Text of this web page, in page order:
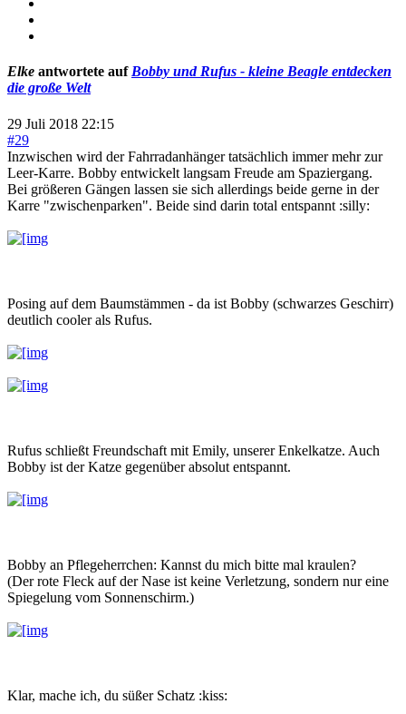
Elke antwortete auf Bobby und Rufus - kleine Beagle entdecken
die große Welt
29 Juli 2018 22:15
#29
Inzwischen wird der Fahrradanhänger tatsächlich immer mehr zur
Leer-Karre. Bobby entwickelt langsam Freude am Spaziergang.
Bei größeren Gängen lassen sie sich allerdings beide gerne in der
Karre "zwischenparken". Beide sind darin total entspannt :silly:
Posing auf dem Baumstämmen - da ist Bobby (schwarzes Geschirr)
deutlich cooler als Rufus.
Rufus schließt Freundschaft mit Emily, unserer Enkelkatze. Auch
Bobby ist der Katze gegenüber absolut entspannt.
Bobby an Pflegeherrchen: Kannst du mich bitte mal kraulen?
(Der rote Fleck auf der Nase ist keine Verletzung, sondern nur eine
Spiegelung vom Sonnenschirm.)
Klar, mache ich, du süßer Schatz :kiss: